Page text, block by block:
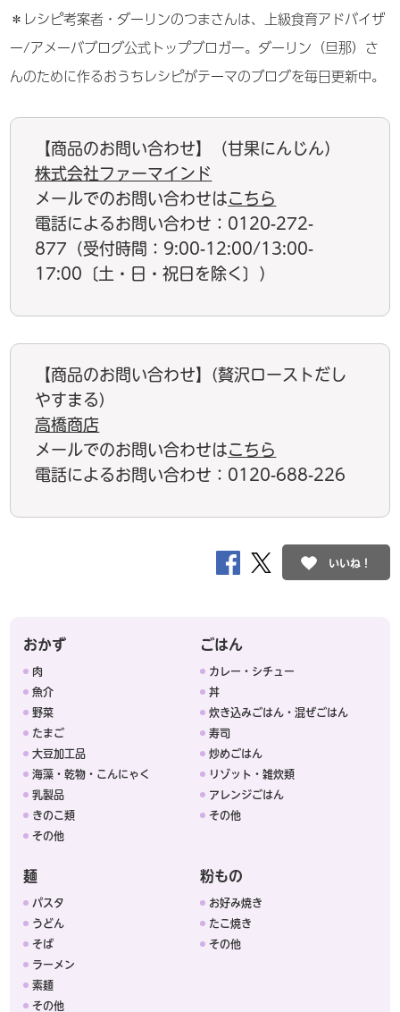
＊レシピ考案者・ダーリンのつまさんは、上級食育アドバイザ
ー/アメーバブログ公式トップブロガー。ダーリン（旦那）さ
んのために作るおうちレシピがテーマのブログを毎日更新中。
【商品のお問い合わせ】（甘果にんじん）
株式会社ファーマインド
メールでのお問い合わせはこちら
電話によるお問い合わせ：0120-272-
877（受付時間：9:00-12:00/13:00-
17:00〔土・日・祝日を除く〕）
【商品のお問い合わせ】(贅沢ローストだし
やすまる)
高橋商店
メールでのお問い合わせはこちら
電話によるお問い合わせ：0120-688-226
いいね！
おかず
肉
魚介
野菜
たまご
大豆加工品
海藻・乾物・こんにゃく
乳製品
きのこ類
その他
ごはん
カレー・シチュー
丼
炊き込みごはん・混ぜごはん
寿司
炒めごはん
リゾット・雑炊類
アレンジごはん
その他
麺
パスタ
うどん
そば
ラーメン
素麺
その他
粉もの
お好み焼き
たこ焼き
その他